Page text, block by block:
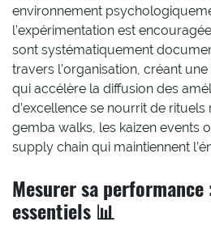
environnement
l’expérimentation est
sont systématiquement
travers l’organisation, créant
qui accélère la diffusion des
d’excellence se nourrit de
gemba walks, les kaizen events
supply chain qui maintiennent
Mesurer sa
essentiels 📊